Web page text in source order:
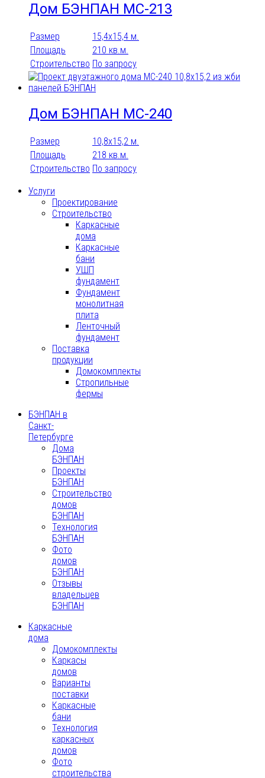
Дом БЭНПАН МС-213
Размер
15,4х15,4 м.
Площадь
210 кв.м.
Строительство По запросу
Дом БЭНПАН МС-240
Размер
10,8х15,2 м.
Площадь
218 кв.м.
Строительство По запросу
Услуги
Проектирование
Строительство
Каркасные
дома
Каркасные
бани
УШП
фундамент
Фундамент
монолитная
плита
Ленточный
фундамент
Поставка
продукции
Домокомплекты
Стропильные
фермы
БЭНПАН в
Санкт-
Петербурге
Дома
БЭНПАН
Проекты
БЭНПАН
Строительство
домов
БЭНПАН
Технология
БЭНПАН
Фото
домов
БЭНПАН
Отзывы
владельцев
БЭНПАН
Каркасные
дома
Домокомплекты
Каркасы
домов
Варианты
поставки
Каркасные
бани
Технология
каркасных
домов
Фото
строительства